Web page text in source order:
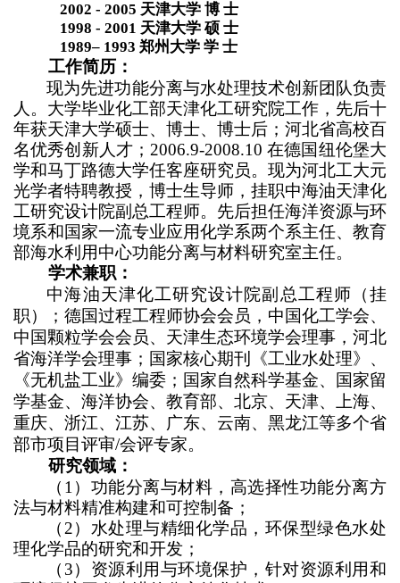
2002 - 2005 天津大学 博 士
1998 - 2001 天津大学 硕 士
1989– 1993 郑州大学 学 士
工作简历：
现为先进功能分离与水处理技术创新团队负责
人。大学毕业化工部天津化工研究院工作，先后十
年获天津大学硕士、博士、博士后；河北省高校百
名优秀创新人才； 2006.9-2008.10在德国纽伦堡大
学和马丁路德大学任客座研究员。现为河北工大元
光学者特聘教授，博士生导师，挂职中海油天津化
工研究设计院副总工程师。先后担任海洋资源与环
境系和国家一流专业应用化学系两个系主任、教育
部海水利用中心功能分离与材料研究室主任。
学术兼职：
中海油天津化工研究设计院副总工程师（挂
职）；德国过程工程师协会会员，中国化工学会、
中国颗粒学会会员、天津生态环境学会理事，河北
省海洋学会理事；国家核心期刊《工业水处理》、
《无机盐工业》编委；国家自然科学基金、国家留
学基金、海洋协会、教育部、北京、天津、上海、
重庆、浙江、江苏、广东、云南、黑龙江等多个省
部市项目评审/会评专家。
研究领域：
（ 1 ）功能分离与材料，高选择性功能分离方
法与材料精准构建和可控制备；
（ 2）水处理与精细化学品，环保型绿色水处
理化学品的研究和开发；
（ 3）资源利用与环境保护，针对资源利用和